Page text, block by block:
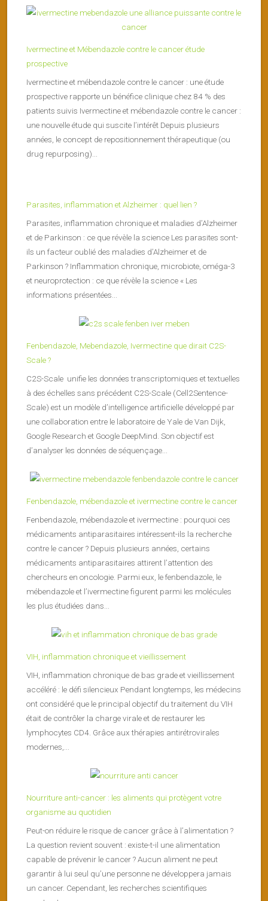
Ivermectine et Mébendazole contre le cancer étude
prospective
Ivermectine et mébendazole contre le cancer : une étude
prospective rapporte un bénéfice clinique chez 84 % des
patients suivis Ivermectine et mébendazole contre le cancer :
une nouvelle étude qui suscite l’intérêt Depuis plusieurs
années, le concept de repositionnement thérapeutique (ou
drug repurposing)...
Parasites, inflammation et Alzheimer : quel lien ?
Parasites, inflammation chronique et maladies d’Alzheimer
et de Parkinson : ce que révèle la science Les parasites sont-
ils un facteur oublié des maladies d’Alzheimer et de
Parkinson ? Inflammation chronique, microbiote, oméga-3
et neuroprotection : ce que révèle la science « Les
informations présentées...
Fenbendazole, Mebendazole, Ivermectine que dirait C2S-
Scale ?
C2S-Scale unifie les données transcriptomiques et textuelles
à des échelles sans précédent C2S-Scale (Cell2Sentence-
Scale) est un modèle d’intelligence artificielle développé par
une collaboration entre le laboratoire de Yale de Van Dijk,
Google Research et Google DeepMind. Son objectif est
d’analyser les données de séquençage...
Fenbendazole, mébendazole et ivermectine contre le cancer
Fenbendazole, mébendazole et ivermectine : pourquoi ces
médicaments antiparasitaires intéressent-ils la recherche
contre le cancer ? Depuis plusieurs années, certains
médicaments antiparasitaires attirent l’attention des
chercheurs en oncologie. Parmi eux, le fenbendazole, le
mébendazole et l’ivermectine figurent parmi les molécules
les plus étudiées dans...
VIH, inflammation chronique et vieillissement
VIH, inflammation chronique de bas grade et vieillissement
accéléré : le défi silencieux Pendant longtemps, les médecins
ont considéré que le principal objectif du traitement du VIH
était de contrôler la charge virale et de restaurer les
lymphocytes CD4. Grâce aux thérapies antirétrovirales
modernes,...
Nourriture anti-cancer : les aliments qui protègent votre
organisme au quotidien
Peut-on réduire le risque de cancer grâce à l’alimentation ?
La question revient souvent : existe-t-il une alimentation
capable de prévenir le cancer ? Aucun aliment ne peut
garantir à lui seul qu’une personne ne développera jamais
un cancer. Cependant, les recherches scientifiques